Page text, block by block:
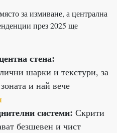
за измиване, а централна
през 2025 ще
стена:
шарки и текстури, за
и най вече
системи: Скрити
безшевен и чист